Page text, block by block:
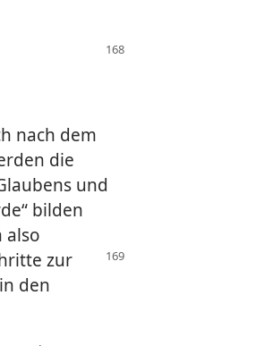
nach dem
die
und
bilden
also
zur
den